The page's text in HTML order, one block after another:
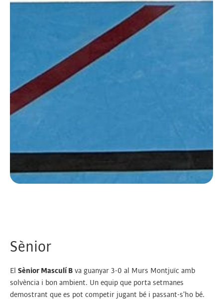
Sènior
El Sènior Masculí B va guanyar 3-0 al Murs Montjuïc amb
solvència i bon ambient. Un equip que porta setmanes
demostrant que es pot competir jugant bé i passant-s’ho bé.